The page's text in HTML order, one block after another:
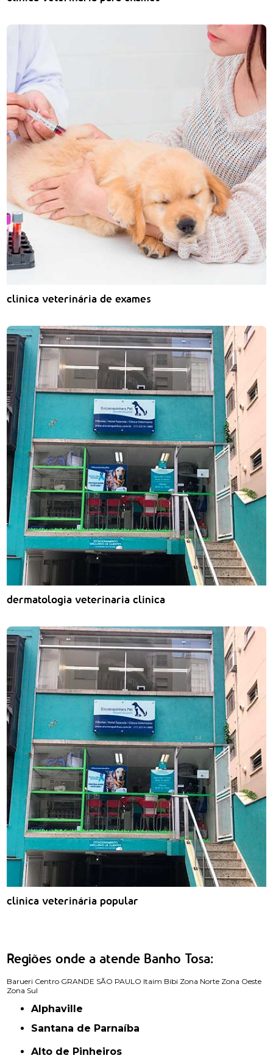
clinica veterinária de exames
dermatologia veterinaria clinica
clinica veterinária popular
Regiões onde a atende Banho Tosa:
Barueri Centro GRANDE SÃO PAULO Itaim Bibi Zona Norte Zona Oeste
Zona Sul
Alphaville
Santana de Parnaíba
Alto de Pinheiros